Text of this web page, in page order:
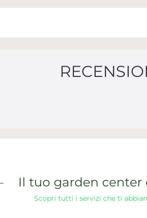
Il tuo garden center
Scopri tutti i servizi che ti